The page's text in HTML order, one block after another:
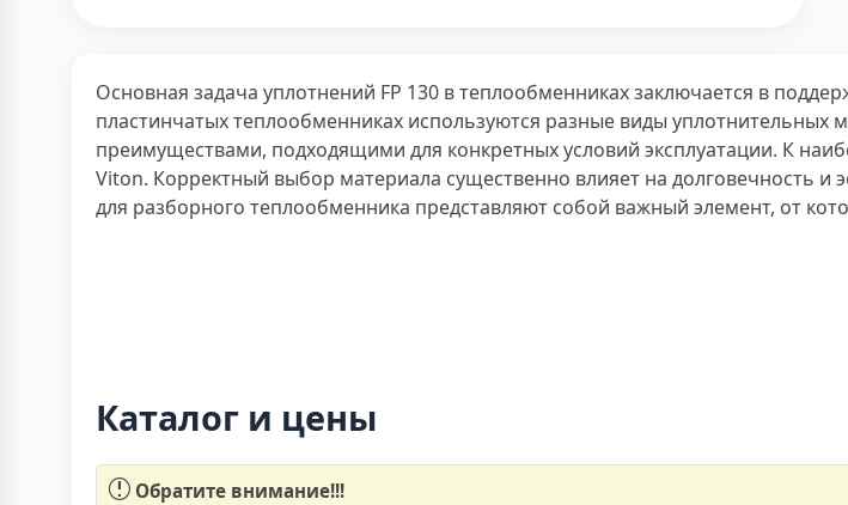
Основная задача уплотнений FP 130 в теплообменниках заключается в
пластинчатых теплообменниках используются разные виды
преимуществами, подходящими для конкретных условий эксплуатации. К
Viton. Корректный выбор материала существенно влияет на долговечность
для разборного теплообменника представляют собой важный элемент, от
Каталог и цены
Обратите внимание!!!